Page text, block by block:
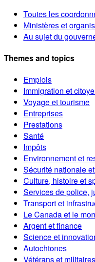
Toutes les
Ministères et
Au sujet du
Themes and topics
Emplois
Immigration et
Voyage et tourisme
Entreprises
Prestations
Santé
Impôts
Environnement et
Sécurité nationale
Culture, histoire et
Services de police,
Transport et
Le Canada et le
Argent et finance
Science et
Autochtones
Vétérans et militaires